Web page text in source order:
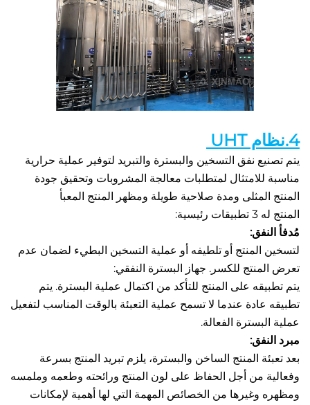
يتم تصنيع نفق التسخين والبسترة والتبريد لتوفير عملية حرارية
مناسبة للامتثال لمتطلبات معالجة المشروبات وتحقيق جودة
ومدة صلاحية طويلة ومظهر المنتج المعبأ
لتسخين المنتج أو تلطيفه أو عملية التسخين البطيء لضمان عدم
للكسر. جهاز البسترة النفقي:
يتم تطبيقه على المنتج للتأكد من اكتمال عملية البسترة. يتم
تطبيقه عادة عندما لا تسمح عملية التعبئة بالوقت المناسب لتفعيل
الفعالة.
بعد تعبئة المنتج الساخن والبسترة، يلزم تبريد المنتج بسرعة
وفعالية من أجل الحفاظ على لون المنتج ورائحته وطعمه وملمسه